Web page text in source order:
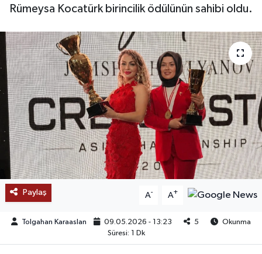
Rümeysa Kocatürk birincilik ödülünün sahibi oldu.
Paylaş A- A+
Tolgahan Karaaslan 09.05.2026 - 13:23 5
Okunma
Süresi: 1 Dk
EĞİTİM
BÖLGE
KEŞFET
POPÜLER
DÜNYA
TREND